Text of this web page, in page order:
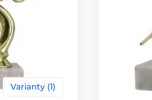
Varianty (1)